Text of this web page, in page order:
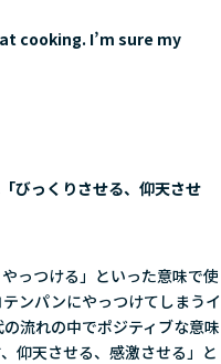
cooking. I’m sure my
びっくりさせる、仰天させ
っつける」といった意味で使
ンパンにやっつけてしまうイ
流れの中でポジティブな意味
仰天させる、感激させる」と